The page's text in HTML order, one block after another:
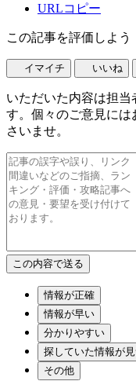
URLコピー
この記事を評価しよう
イマイチ いいね
いただいた内容は担当
す。個々のご意見に
さいませ。
情報が正確
情報が早い
分かりやすい
探していた情報が
その他